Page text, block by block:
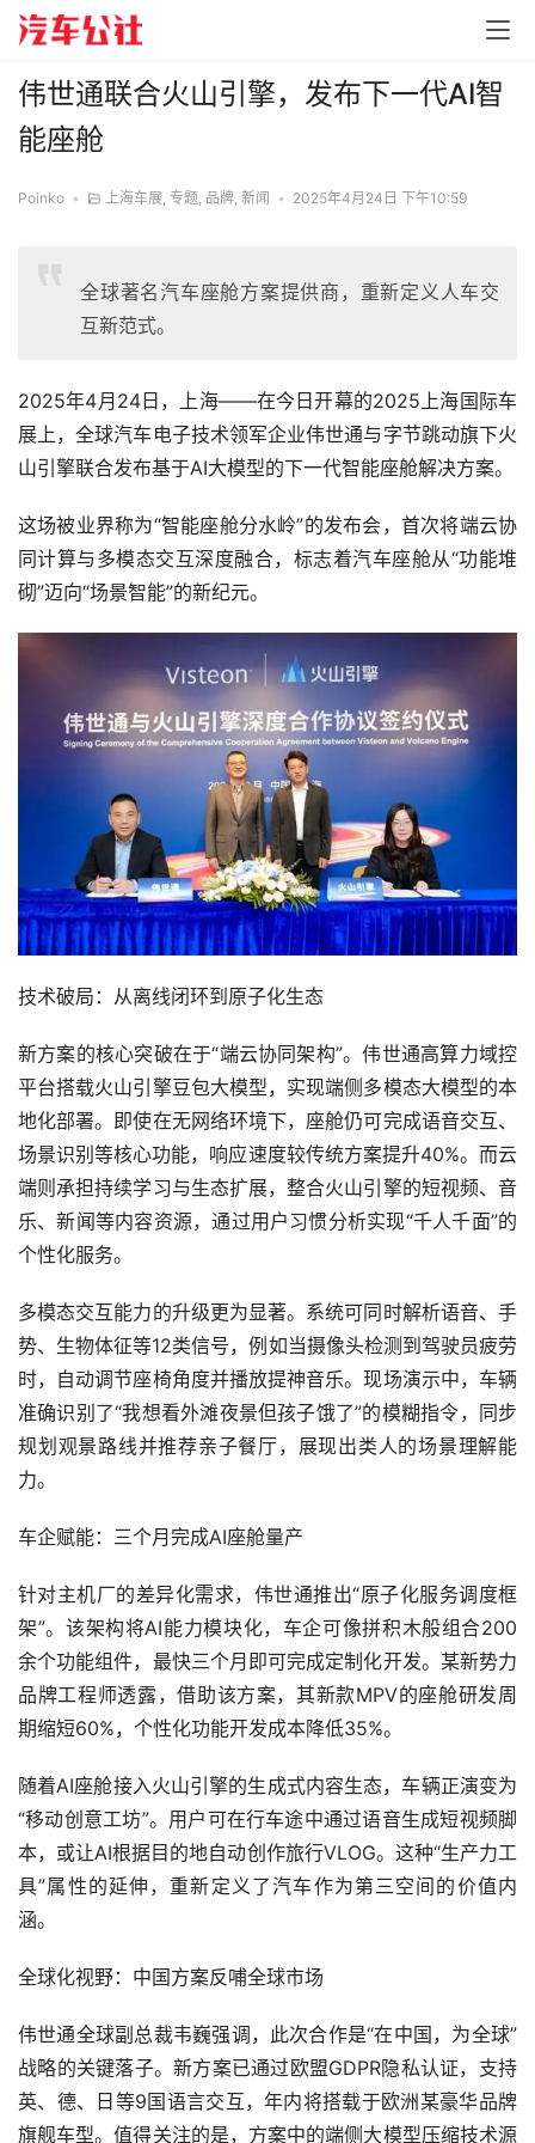
伟世通联合火山引擎，发布下一代AI智
能座舱
Poinko • 上海车展, 专题, 品牌, 新闻 • 2025年4月24日 下午10:59
全球著名汽车座舱方案提供商，重新定义人车交
互新范式。
2025年4月24日，上海——在今日开幕的2025上海国际车
展上，全球汽车电子技术领军企业伟世通与字节跳动旗下火
山引擎联合发布基于AI大模型的下一代智能座舱解决方案。
这场被业界称为“智能座舱分水岭”的发布会，首次将端云协
同计算与多模态交互深度融合，标志着汽车座舱从“功能堆
砌”迈向“场景智能”的新纪元。
技术破局：从离线闭环到原子化生态
新方案的核心突破在于“端云协同架构”。伟世通高算力域控
平台搭载火山引擎豆包大模型，实现端侧多模态大模型的本
地化部署。即使在无网络环境下，座舱仍可完成语音交互、
场景识别等核心功能，响应速度较传统方案提升40%。而云
端则承担持续学习与生态扩展，整合火山引擎的短视频、音
乐、新闻等内容资源，通过用户习惯分析实现“千人千面”的
个性化服务。
多模态交互能力的升级更为显著。系统可同时解析语音、手
势、生物体征等12类信号，例如当摄像头检测到驾驶员疲劳
时，自动调节座椅角度并播放提神音乐。现场演示中，车辆
准确识别了“我想看外滩夜景但孩子饿了”的模糊指令，同步
规划观景路线并推荐亲子餐厅，展现出类人的场景理解能
力。
车企赋能：三个月完成AI座舱量产
针对主机厂的差异化需求，伟世通推出“原子化服务调度框
架”。该架构将AI能力模块化，车企可像拼积木般组合200
余个功能组件，最快三个月即可完成定制化开发。某新势力
品牌工程师透露，借助该方案，其新款MPV的座舱研发周
期缩短60%，个性化功能开发成本降低35%。
随着AI座舱接入火山引擎的生成式内容生态，车辆正演变为
“移动创意工坊”。用户可在行车途中通过语音生成短视频脚
本，或让AI根据目的地自动创作旅行VLOG。这种“生产力工
具”属性的延伸，重新定义了汽车作为第三空间的价值内
涵。
全球化视野：中国方案反哺全球市场
伟世通全球副总裁韦巍强调，此次合作是“在中国，为全球”
战略的关键落子。新方案已通过欧盟GDPR隐私认证，支持
英、德、日等9国语言交互，年内将搭载于欧洲某豪华品牌
旗舰车型。值得关注的是，方案中的端侧大模型压缩技术源